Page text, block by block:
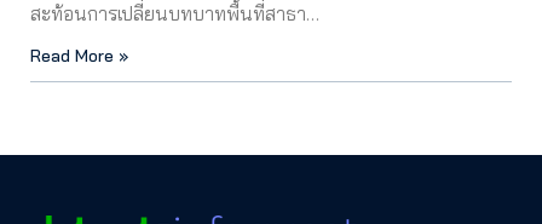
สะท้อนการเปลี่ยนบทบาทพื้นที่สาธา…
Read More »